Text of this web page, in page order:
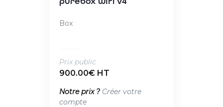
Box
Prix public
900.00€ HT
Notre prix ? Créer votre
compte